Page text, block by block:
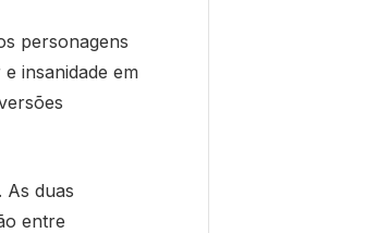
personagens
insanidade em
As duas
entre